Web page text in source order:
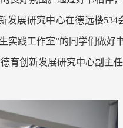
发展研究中心在德远楼534
践工作室”的同学们做好书
育创新发展研究中心副主